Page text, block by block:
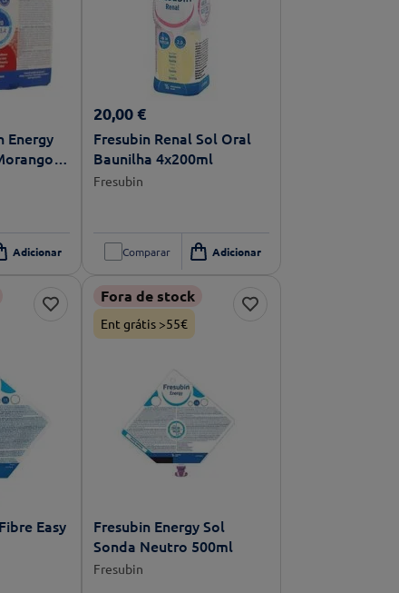
Energy
20,00 €
Fresubin Renal Sol Oral
Baunilha 4x200ml
Fresubin
Comparar
Easy
Fora de stock
Ent grátis >55€
Fresubin Energy Sol
Sonda Neutro 500ml
Fresubin